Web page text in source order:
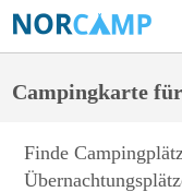
Campingkarte
Finde